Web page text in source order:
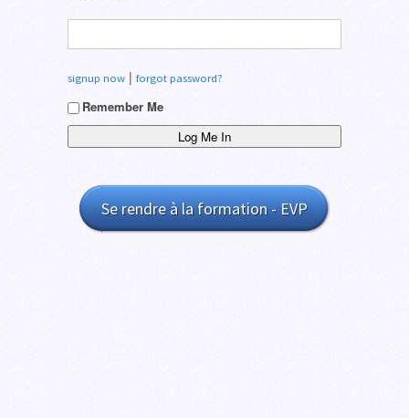
signup now | forgot password?
Remember Me
Se rendre à la formation - EVP